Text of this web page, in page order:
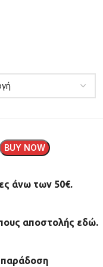
BUY NOW
άνω των 50€.
αποστολής εδώ.
παράδοση